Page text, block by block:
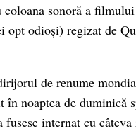
sonoră a
opt odioși) regizat de
de renume
în noaptea de duminică
fusese internat cu